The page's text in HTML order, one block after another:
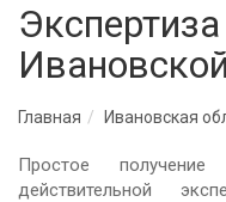
Главная Ивановская
Простое
действительной